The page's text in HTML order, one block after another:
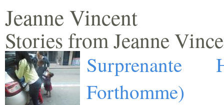
Jeanne Vincent
Stories from Jeanne
Surprenante
Forthomme)